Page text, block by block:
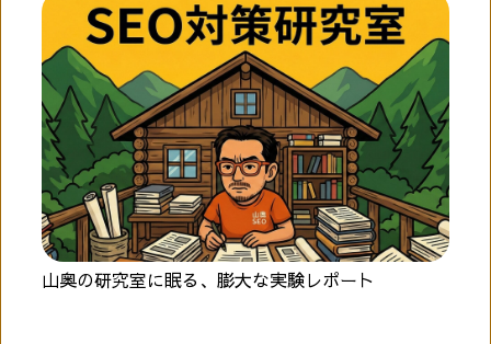
山奥の研究室に眠る、膨大な実験レポート